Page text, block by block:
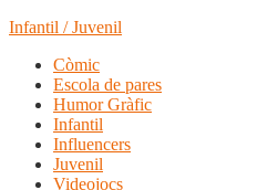
Infantil / Juvenil
Còmic
Escola de pares
Humor Gràfic
Infantil
Influencers
Juvenil
Videojocs